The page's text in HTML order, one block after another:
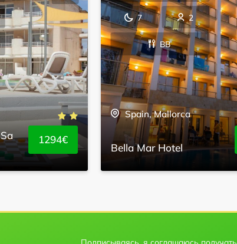
1294€
7 2
BB
Spain, Mallorca
Bella Mar Hotel